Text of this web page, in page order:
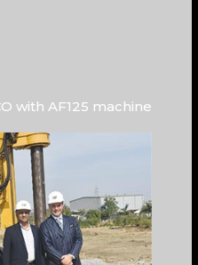
with AF125 machine